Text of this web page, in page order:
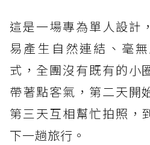
這是一場專為單人設計
易產生自然連結、毫
式，全團沒有既有的小
帶著點客氣，第二天開
第三天互相幫忙拍照，
下一趟旅行。